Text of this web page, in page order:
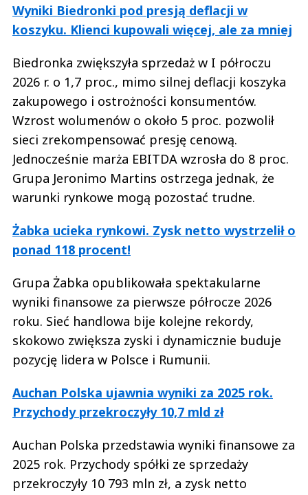
Wyniki Biedronki pod presją deflacji w
koszyku. Klienci kupowali więcej, ale za mniej
Biedronka zwiększyła sprzedaż w I półroczu
2026 r. o 1,7 proc., mimo silnej deflacji koszyka
zakupowego i ostrożności konsumentów.
Wzrost wolumenów o około 5 proc. pozwolił
sieci zrekompensować presję cenową.
Jednocześnie marża EBITDA wzrosła do 8 proc.
Grupa Jeronimo Martins ostrzega jednak, że
warunki rynkowe mogą pozostać trudne.
Żabka ucieka rynkowi. Zysk netto wystrzelił o
ponad 118 procent!
Grupa Żabka opublikowała spektakularne
wyniki finansowe za pierwsze półrocze 2026
roku. Sieć handlowa bije kolejne rekordy,
skokowo zwiększa zyski i dynamicznie buduje
pozycję lidera w Polsce i Rumunii.
Auchan Polska ujawnia wyniki za 2025 rok.
Przychody przekroczyły 10,7 mld zł
Auchan Polska przedstawia wyniki finansowe za
2025 rok. Przychody spółki ze sprzedaży
przekroczyły 10 793 mln zł, a zysk netto